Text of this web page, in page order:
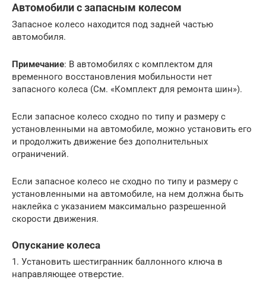
Автомобили с запасным колесом
Запасное колесо находится под задней частью
автомобиля.
Примечание: В автомобилях с комплектом для
временного восстановления мобильности нет
запасного колеса (См. «Комплект для ремонта шин»).
Если запасное колесо сходно по типу и размеру с
установленными на автомобиле, можно установить его
и продолжить движение без дополнительных
ограничений.
Если запасное колесо не сходно по типу и размеру с
установленными на автомобиле, на нем должна быть
наклейка с указанием максимально разрешенной
скорости движения.
Опускание колеса
1. Установить шестигранник баллонного ключа в
направляющее отверстие.